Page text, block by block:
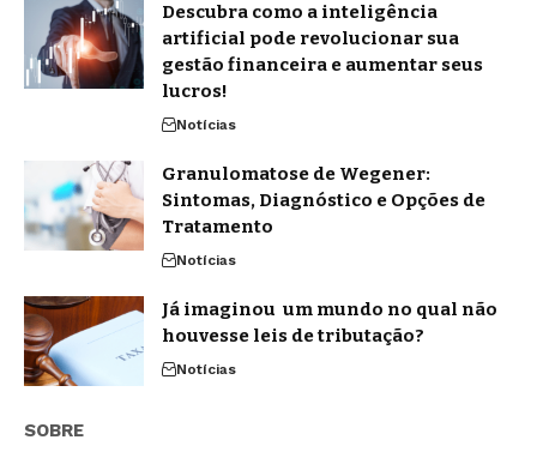
Descubra como a inteligência
artificial pode revolucionar sua
gestão financeira e aumentar seus
lucros!
Notícias
Granulomatose de Wegener:
Sintomas, Diagnóstico e Opções de
Tratamento
Notícias
Já imaginou um mundo no qual não
houvesse leis de tributação?
Notícias
SOBRE